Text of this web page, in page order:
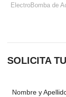
ElectroBomba de
SOLICITA
Nombre y